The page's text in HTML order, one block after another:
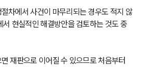
차에서 사건이 마무리되는 경우도 적지 않
서 현실적인 해결방안을 검토하는 것도 중
재판으로 이어질 수 있으므로 처음부터